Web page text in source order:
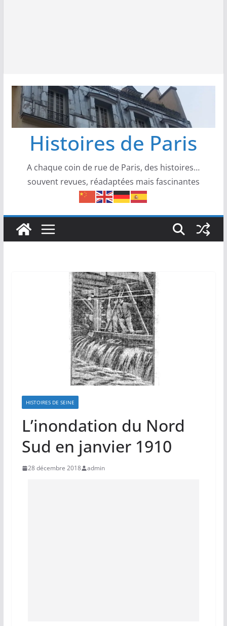
Histoires de Paris
A chaque coin de rue de Paris, des histoires…
souvent revues, réadaptées mais fascinantes
HISTOIRES DE SEINE
L’inondation du Nord
Sud en janvier 1910
28 décembre 2018 admin